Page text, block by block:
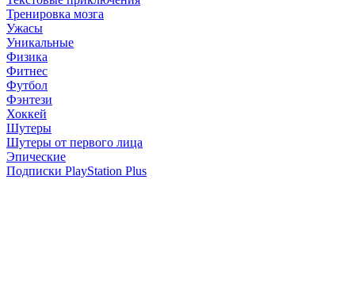
Тренировка мозга
Ужасы
Уникальные
Физика
Фитнес
Футбол
Фэнтези
Хоккей
Шутеры
Шутеры от первого лица
Эпические
Подписки PlayStation Plus